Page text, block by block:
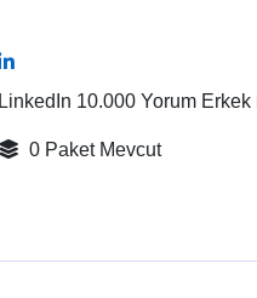
LinkedIn 10.000 Yorum
0 Paket Mevcut